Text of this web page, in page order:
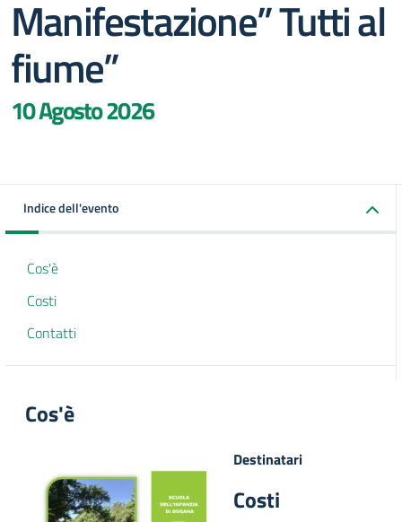
Manifestazione” Tutti al
fiume”
10 Agosto 2026
Indice dell'evento
Cos'è
Costi
Contatti
Cos'è
Destinatari
Costi